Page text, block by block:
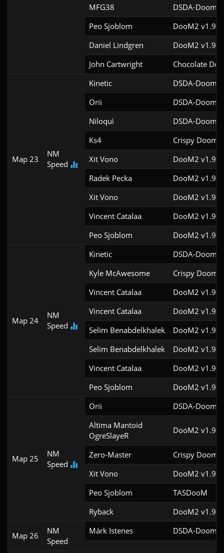
MFG38
DSDA-Doom
Peo Sjoblom
DooM2 v1.9f
Daniel Lindgren
DooM2 v1.9f
John Cartwright
Chocolate
Map 23
NM
Speed
Kinetic
DSDA-Doom
Orii
DSDA-Doom
Niloquì
DSDA-Doom
Ks4
Crispy Doom
Xit Vono
DooM2 v1.9f
Radek Pecka
DooM2 v1.9f
Xit Vono
DooM2 v1.9f
Vincent Catalaa
DooM2 v1.9f
Peo Sjoblom
DooM2 v1.9f
Map 24
NM
Speed
Kinetic
DSDA-Doom
Kyle McAwesome
Crispy Doom
Vincent Catalaa
DooM2 v1.9f
Vincent Catalaa
DooM2 v1.9f
Selim Benabdelkhalek
DooM2 v1.9f
Selim Benabdelkhalek
DooM2 v1.9f
Vincent Catalaa
DooM2 v1.9f
Peo Sjoblom
DooM2 v1.9f
Map 25
NM
Speed
Orii
DSDA-Doom
Altima Mantoid
OgreSlayeR
DooM2 v1.9
Zero-Master
Crispy Doom
Xit Vono
DooM2 v1.9f
Peo Sjoblom
TASDooM
Ryback
DooM2 v1.9
Map 26
NM
Speed
Márk Istenes DSDA-Doom